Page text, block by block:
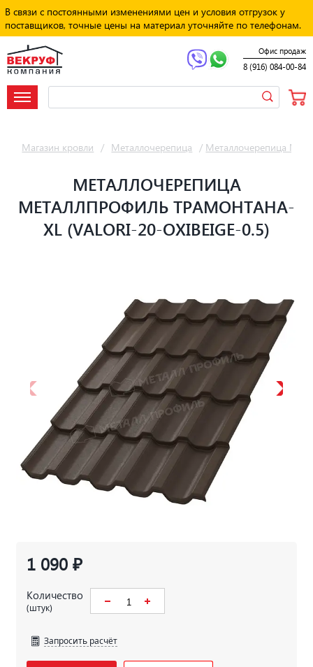
В связи с постоянными изменениями цен и условия отгрузок у
поставщиков, точные цены на материал уточняйте по телефонам.
Офис продаж
8 (916) 084-00-84
Магазин кровли / Металлочерепица / Металлочерепица
МЕТАЛЛОЧЕРЕПИЦА
МЕТАЛЛПРОФИЛЬ ТРАМОНТАНА-
XL (VALORI-20-OXIBЕIGE-0.5)
1 090 ₽
Количество
(штук)
Запросить расчёт